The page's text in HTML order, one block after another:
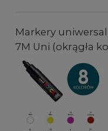
Markery
7M Uni (okrągła